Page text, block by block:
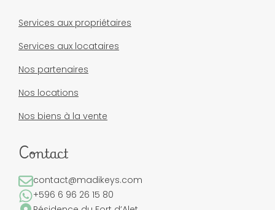
Services aux propriétaires
Services aux locataires
Nos partenaires
Nos locations
Nos biens à la vente
Contact
contact@madikeys.com
+596 6 96 26 15 80